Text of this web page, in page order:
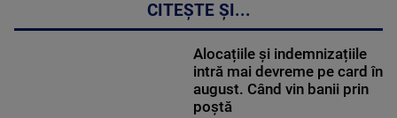
CITEȘTE ȘI...
Alocațiile și indemnizațiile
intră mai devreme pe card în
august. Când vin banii prin
poștă